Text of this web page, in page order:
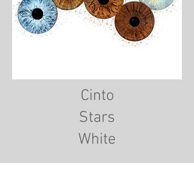
Cinto
Stars
White